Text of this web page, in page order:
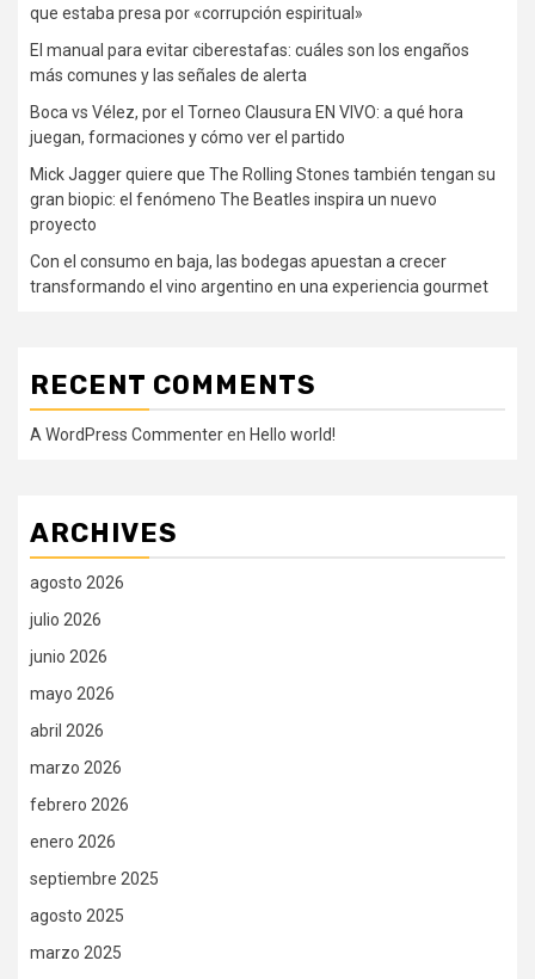
que estaba presa por «corrupción espiritual»
El manual para evitar ciberestafas: cuáles son los engaños
más comunes y las señales de alerta
Boca vs Vélez, por el Torneo Clausura EN VIVO: a qué hora
juegan, formaciones y cómo ver el partido
Mick Jagger quiere que The Rolling Stones también tengan su
gran biopic: el fenómeno The Beatles inspira un nuevo
proyecto
Con el consumo en baja, las bodegas apuestan a crecer
transformando el vino argentino en una experiencia gourmet
RECENT COMMENTS
A WordPress Commenteren Hello world!
ARCHIVES
agosto 2026
julio 2026
junio 2026
mayo 2026
abril 2026
marzo 2026
febrero 2026
enero 2026
septiembre 2025
agosto 2025
marzo 2025